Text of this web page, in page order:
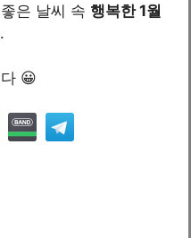
은 날씨 속 행복한 1월
😀